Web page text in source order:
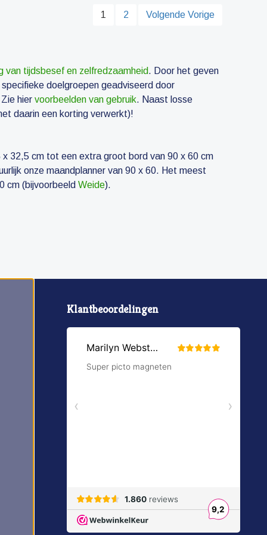
1 2 Volgende Vorige
van tijdsbesef en zelfredzaamheid. Door het geven
doelgroepen geadviseerd door
hier voorbeelden van gebruik. Naast losse
daarin een korting verwerkt)!
32,5 cm tot een extra groot bord van 90 x 60 cm
onze maandplanner van 90 x 60. Het meest
cm (bijvoorbeeld Weide).
Klantbeoordelingen